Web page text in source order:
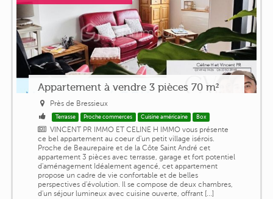
Appartement à vendre 3 pièces 70 m²
Près de Bressieux
Terrasse Proche commerces Cuisine américaine Box
VINCENT PR IMMO ET CELINE H IMMO vous présente
ce bel appartement au coeur d'un petit village isérois.
Proche de Beaurepaire et de la Côte Saint André cet
appartement 3 pièces avec terrasse, garage et fort potentiel
d'aménagement Idéalement agencé, cet appartement
propose un cadre de vie confortable et de belles
perspectives d'évolution. Il se compose de deux chambres,
d'un séjour lumineux avec cuisine ouverte, offrant [...]